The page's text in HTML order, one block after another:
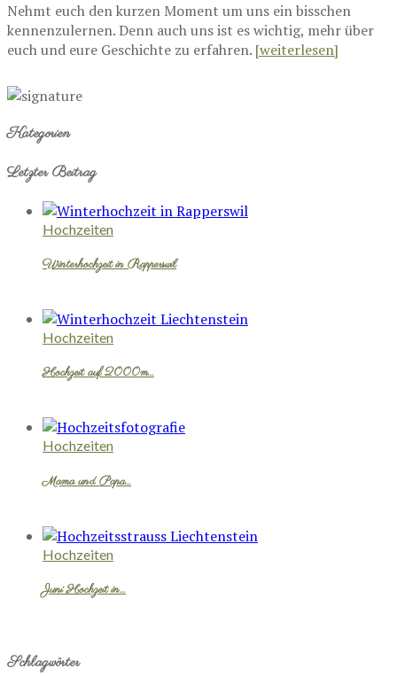
Nehmt euch den kurzen Moment um uns ein bisschen
kennenzulernen. Denn auch uns ist es wichtig, mehr über
euch und eure Geschichte zu erfahren. [weiterlesen]
Kategorien
Letzter Beitrag
Hochzeiten
Winterhochzeit in Rapperswil
Hochzeiten
Hochzeit auf 2000m…
Hochzeiten
Mama und Papa…
Hochzeiten
Juni Hochzeit in…
Schlagwörter